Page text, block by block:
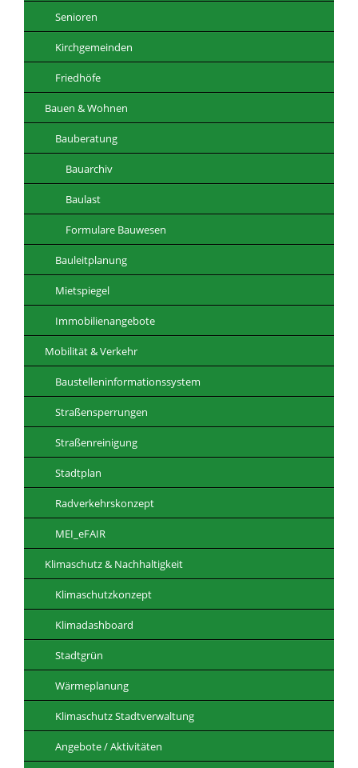
Senioren
Kirchgemeinden
Friedhöfe
Bauen & Wohnen
Bauberatung
Bauarchiv
Baulast
Formulare Bauwesen
Bauleitplanung
Mietspiegel
Immobilienangebote
Mobilität & Verkehr
Baustelleninformationssystem
Straßensperrungen
Straßenreinigung
Stadtplan
Radverkehrskonzept
MEI_eFAIR
Klimaschutz & Nachhaltigkeit
Klimaschutzkonzept
Klimadashboard
Stadtgrün
Wärmeplanung
Klimaschutz Stadtverwaltung
Angebote / Aktivitäten